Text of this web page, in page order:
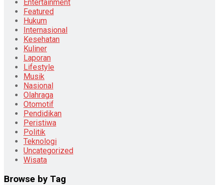
Entertainment
Featured
Hukum
Internasional
Kesehatan
Kuliner
Laporan
Lifestyle
Musik
Nasional
Olahraga
Otomotif
Pendidikan
Peristiwa
Politik
Teknologi
Uncategorized
Wisata
Browse by Tag